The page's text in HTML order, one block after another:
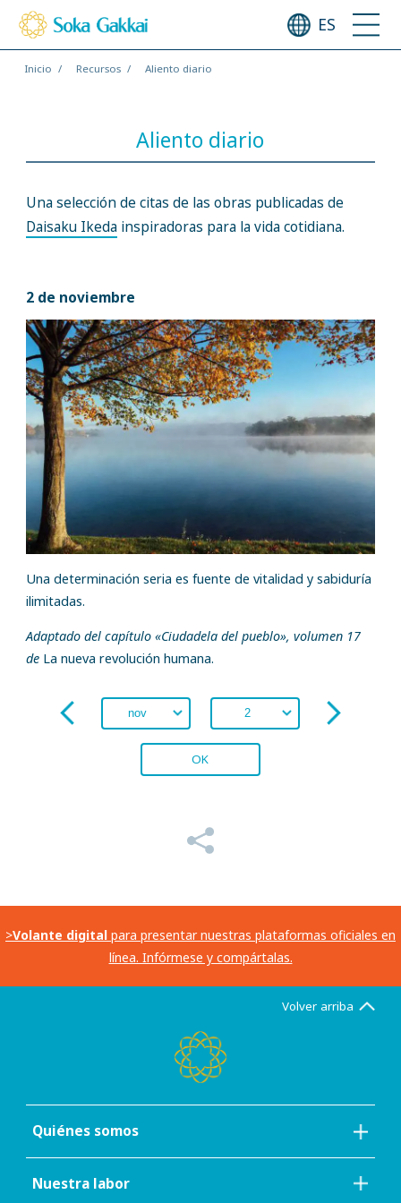
ES
Inicio Recursos Aliento diario
Aliento diario
Una selección de citas de las obras publicadas de
Daisaku Ikedainspiradoras para la vida cotidiana.
2 de noviembre
Una determinación seria es fuente de vitalidad y sabiduría
ilimitadas.
Adaptado del capítulo «Ciudadela del pueblo», volumen 17
deLa nueva revolución humana.
OK
>Volante digital para presentar nuestras plataformas oficiales en
línea. Infórmese y compártalas.
Volver arriba
Quiénes somos
Nuestra labor